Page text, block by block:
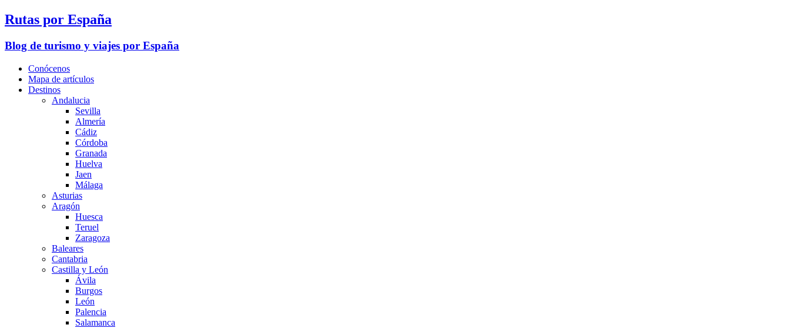
Rutas por España
Blog de turismo y viajes por España
Conócenos
Mapa de artículos
Destinos
Andalucia
Sevilla
Almería
Cádiz
Córdoba
Granada
Huelva
Jaen
Málaga
Asturias
Aragón
Huesca
Teruel
Zaragoza
Baleares
Cantabria
Castilla y León
Ávila
Burgos
León
Palencia
Salamanca